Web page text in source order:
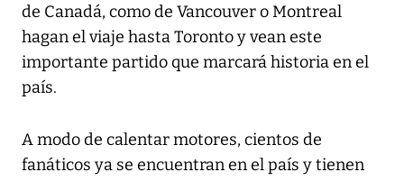
de Canadá, como de Vancouver o Montreal
hagan el viaje hasta Toronto y vean este
importante partido que marcará historia en el
país.
A modo de calentar motores, cientos de
fanáticos ya se encuentran en el país y tienen